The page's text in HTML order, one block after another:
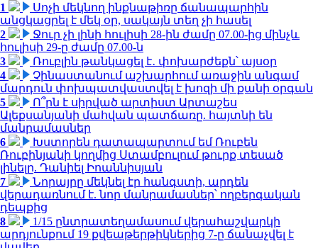
1
Սոչի մեկնող ինքնաթիռը ճանապարհին
անցկացրել է մեկ օր, սակայն տեղ չի հասել
2
Ջուր չի լինի հուլիսի 28-ին ժամը 07.00-ից մինչև
հուլիսի 29-ը ժամը 07.00-ն
3
Ռուբլին թանկացել է․ փոխարժեքն՝ այսօր
4
Չինաստանում աշխարհում առաջին անգամ
մարդուն փոխպատվաստվել է խոզի մի քանի օրգան
5
Ո՞րն է սիրված արտիստ Արտաշես
Ալեքսանյանի մահվան պատճառը. հայտնի են
մանրամասներ
6
Խստորեն դատապարտում եմ Ռուբեն
Ռուբինյանի կողմից Ստամբուլում թուրք տեսած
լինելը. Դանիել Իոաննիսյան
7
Նորայրը մեկնել էր հանգստի, արդեն
վերադառնում է. նոր մանրամասներ՝ ողբերգական
դեպքից
8
1/15 ընտրատեղամասում վերահաշվարկի
արդյունքում 19 քվեաթերթիկներից 7-ը ճանաչվել է